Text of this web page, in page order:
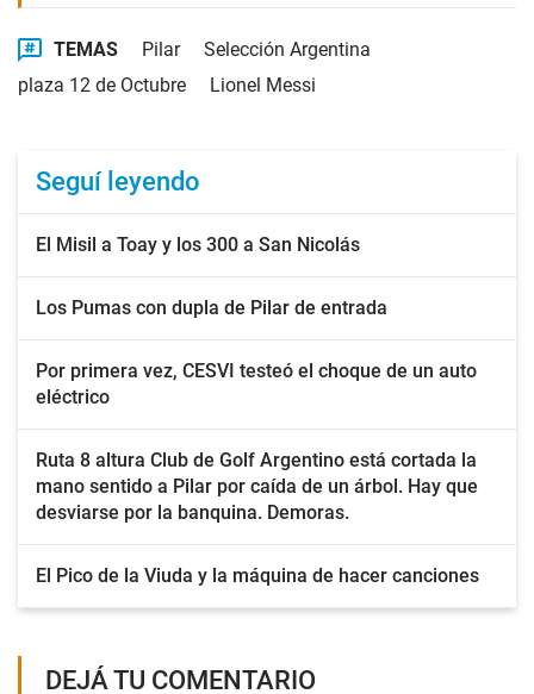
TEMAS Pilar
Selección Argentina
plaza 12 de Octubre
Lionel Messi
Seguí leyendo
El Misil a Toay y los 300 a San Nicolás
Los Pumas con dupla de Pilar de entrada
Por primera vez, CESVI testeó el choque de un auto
eléctrico
Ruta 8 altura Club de Golf Argentino está cortada la
mano sentido a Pilar por caída de un árbol. Hay que
desviarse por la banquina. Demoras.
El Pico de la Viuda y la máquina de hacer canciones
DEJÁ TU COMENTARIO